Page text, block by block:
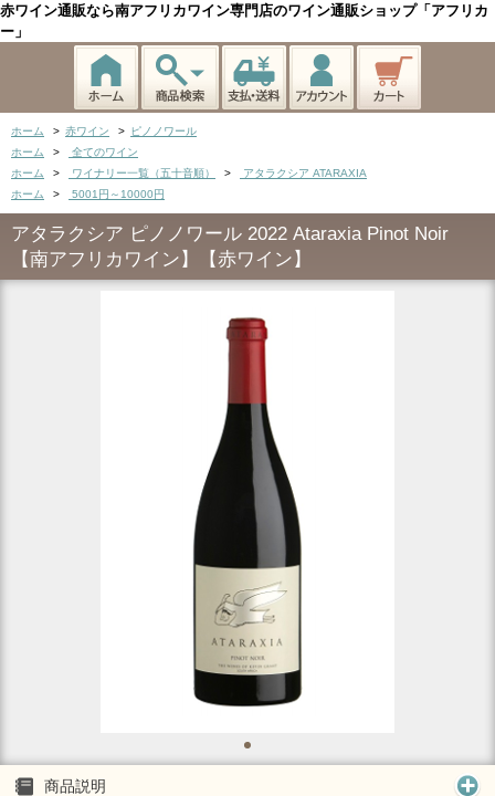
赤ワイン通販なら南アフリカワイン専門店のワイン通販ショップ「アフリカ
ー」
ホーム > 赤ワイン >
ピノノワール
ホーム
>
全てのワイン
ホーム
> ワイナリー一覧（五十音順） >
アタラクシア ATARAXIA
ホーム
> 5001円～10000円
アタラクシア ピノノワール 2022 Ataraxia Pinot Noir
【南アフリカワイン】【赤ワイン】
商品説明